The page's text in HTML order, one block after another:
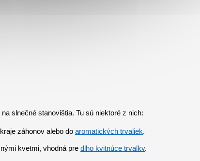
slnečné stanovištia. Tu sú niektoré z nich:
záhonov alebo do aromatických trvaliek.
kvetmi, vhodná pre dlho kvitnúce trvalky.